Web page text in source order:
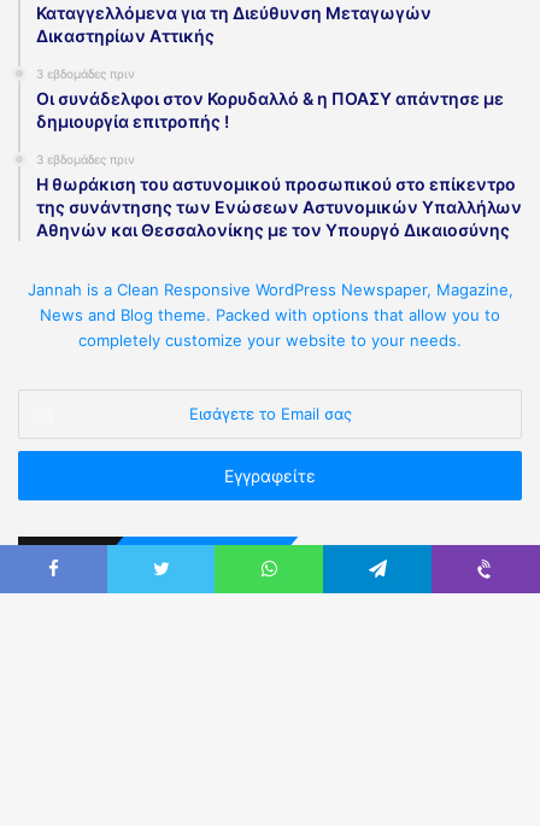
Καταγγελλόμενα για τη Διεύθυνση Μεταγωγών
Δικαστηρίων Αττικής
3 εβδομάδες πριν
Οι συνάδελφοι στον Κορυδαλλό & η ΠΟΑΣΥ απάντησε με
δημιουργία επιτροπής !
3 εβδομάδες πριν
Η θωράκιση του αστυνομικού προσωπικού στο επίκεντρο
της συνάντησης των Ενώσεων Αστυνομικών Υπαλλήλων
Αθηνών και Θεσσαλονίκης με τον Υπουργό Δικαιοσύνης
Jannah is a Clean Responsive WordPress Newspaper, Magazine,
News and Blog theme. Packed with options that allow you to
completely customize your website to your needs.
Επικοινωνήστε Μαζί μας